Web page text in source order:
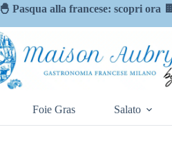
🐣 Pasqua alla francese: scopri ora 🍫
Foie Gras Salato